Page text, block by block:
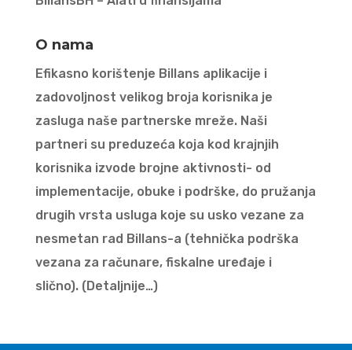
O nama
Efikasno korištenje Billans aplikacije i
zadovoljnost velikog broja korisnika je
zasluga naše partnerske mreže. Naši
partneri su preduzeća koja kod krajnjih
korisnika izvode brojne aktivnosti- od
implementacije, obuke i podrške, do pružanja
drugih vrsta usluga koje su usko vezane za
nesmetan rad Billans-a (tehnička podrška
vezana za računare, fiskalne uređaje i
slično). (Detaljnije…)